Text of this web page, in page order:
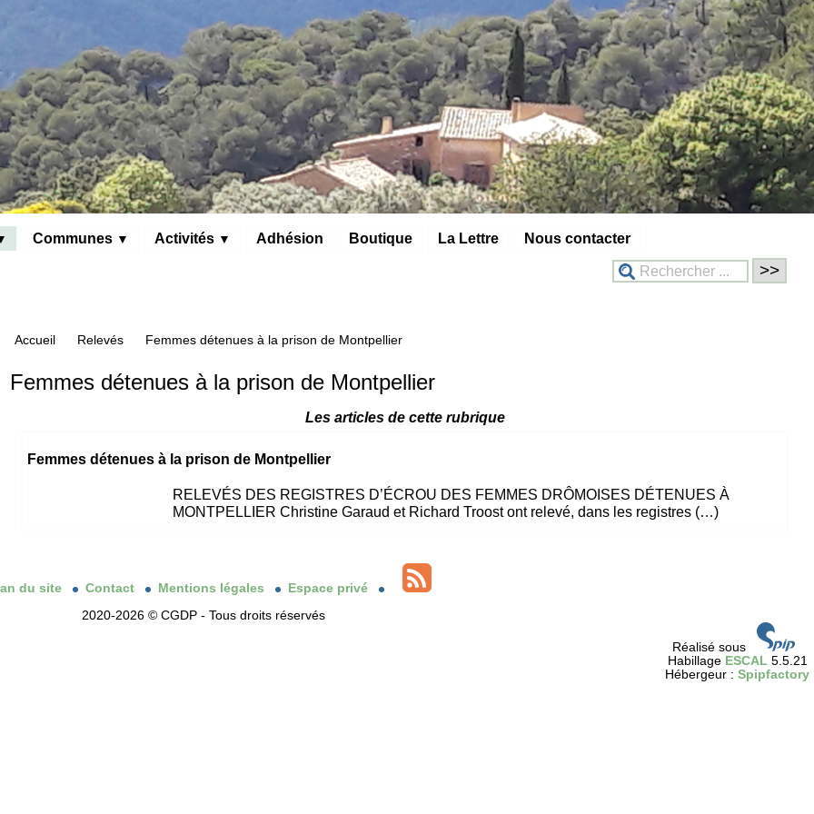
Communes ▼ Activités ▼ Adhésion Boutique La Lettre Nous contacter
Accueil Relevés Femmes détenues à la prison de Montpellier
Femmes détenues à la prison de Montpellier
Les articles de cette rubrique
Femmes détenues à la prison de Montpellier
RELEVÉS DES REGISTRES D’ÉCROU DES FEMMES DRÔMOISES DÉTENUES À
MONTPELLIER Christine Garaud et Richard Troost ont relevé, dans les registres (…)
du site Contact Mentions légales
Espace privé
2020-2026 © CGDP - Tous droits réservés
Réalisé sous
Habillage ESCAL 5.5.21
Hébergeur : Spipfactory